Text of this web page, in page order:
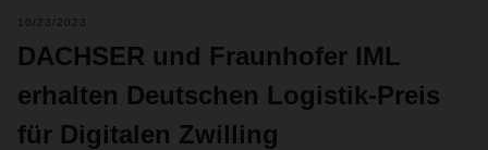
10/23/2023
DACHSER und Fraunhofer IML
erhalten Deutschen Logistik-Preis
für Digitalen Zwilling